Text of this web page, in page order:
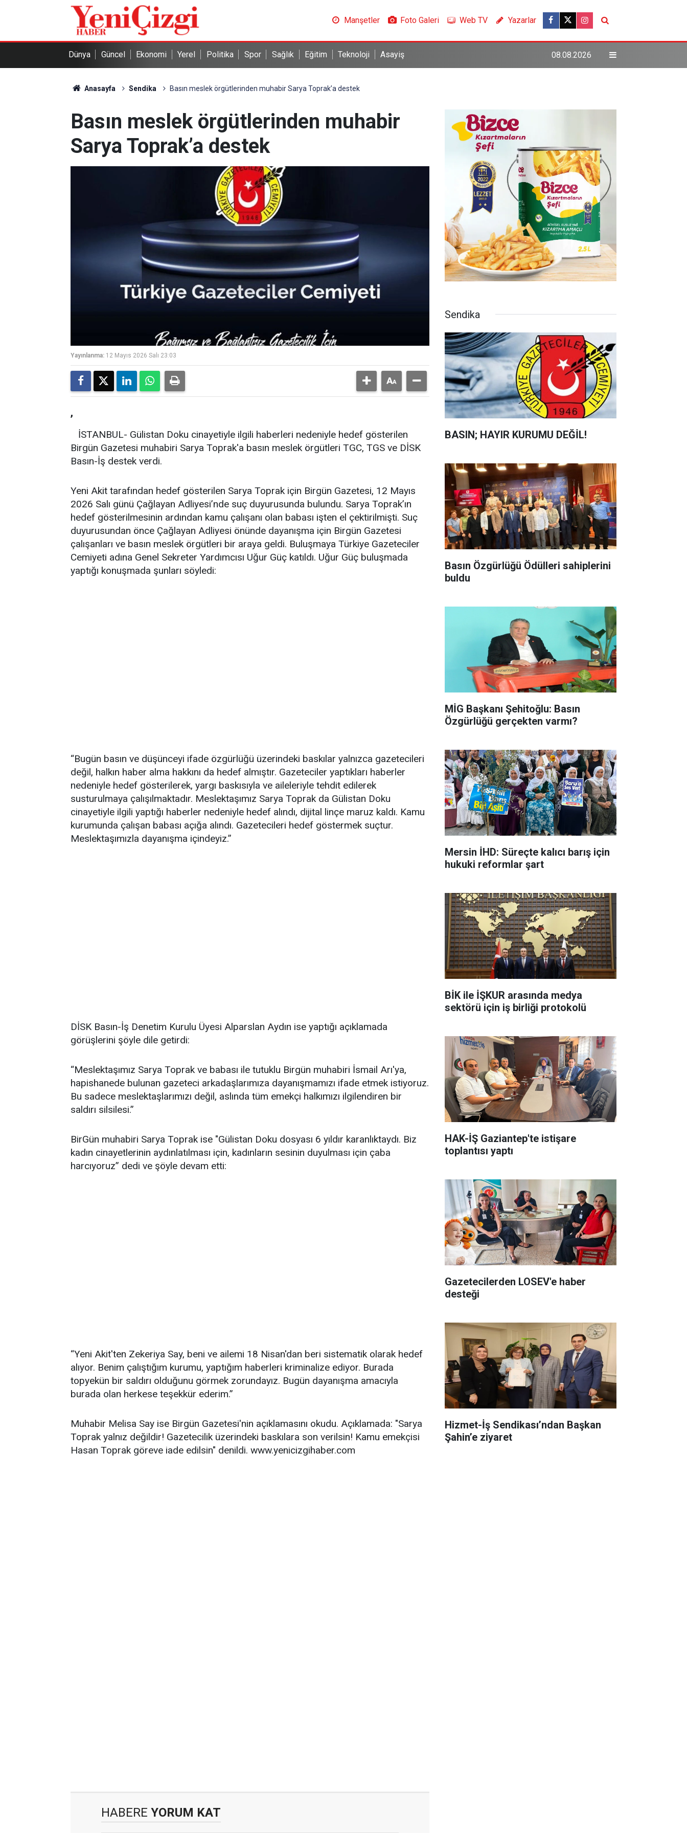
Manşetler Foto Galeri Web TV Yazarlar
Dünya Güncel Ekonomi Yerel Politika Spor Sağlık Eğitim Teknoloji Asayiş 08.08.2026
Anasayfa Sendika Basın meslek örgütlerinden muhabir Sarya Toprak’a destek
Basın meslek örgütlerinden muhabir
Sarya Toprak’a destek
Yayınlanma: 12 Mayıs 2026 Salı 23:03
,
İSTANBUL- Gülistan Doku cinayetiyle ilgili haberleri nedeniyle hedef gösterilen
Birgün Gazetesi muhabiri Sarya Toprak'a basın meslek örgütleri TGC, TGS ve DİSK
Basın-İş destek verdi.
Yeni Akit tarafından hedef gösterilen Sarya Toprak için Birgün Gazetesi, 12 Mayıs
2026 Salı günü Çağlayan Adliyesi’nde suç duyurusunda bulundu. Sarya Toprak’ın
hedef gösterilmesinin ardından kamu çalışanı olan babası işten el çektirilmişti. Suç
duyurusundan önce Çağlayan Adliyesi önünde dayanışma için Birgün Gazetesi
çalışanları ve basın meslek örgütleri bir araya geldi. Buluşmaya Türkiye Gazeteciler
Cemiyeti adına Genel Sekreter Yardımcısı Uğur Güç katıldı. Uğur Güç buluşmada
yaptığı konuşmada şunları söyledi:
“Bugün basın ve düşünceyi ifade özgürlüğü üzerindeki baskılar yalnızca gazetecileri
değil, halkın haber alma hakkını da hedef almıştır. Gazeteciler yaptıkları haberler
nedeniyle hedef gösterilerek, yargı baskısıyla ve aileleriyle tehdit edilerek
susturulmaya çalışılmaktadır. Meslektaşımız Sarya Toprak da Gülistan Doku
cinayetiyle ilgili yaptığı haberler nedeniyle hedef alındı, dijital linçe maruz kaldı. Kamu
kurumunda çalışan babası açığa alındı. Gazetecileri hedef göstermek suçtur.
Meslektaşımızla dayanışma içindeyiz.”
DİSK Basın-İş Denetim Kurulu Üyesi Alparslan Aydın ise yaptığı açıklamada
görüşlerini şöyle dile getirdi:
“Meslektaşımız Sarya Toprak ve babası ile tutuklu Birgün muhabiri İsmail Arı'ya,
hapishanede bulunan gazeteci arkadaşlarımıza dayanışmamızı ifade etmek istiyoruz.
Bu sadece meslektaşlarımızı değil, aslında tüm emekçi halkımızı ilgilendiren bir
saldırı silsilesi.”
BirGün muhabiri Sarya Toprak ise "Gülistan Doku dosyası 6 yıldır karanlıktaydı. Biz
kadın cinayetlerinin aydınlatılması için, kadınların sesinin duyulması için çaba
harcıyoruz” dedi ve şöyle devam etti:
“Yeni Akit'ten Zekeriya Say, beni ve ailemi 18 Nisan'dan beri sistematik olarak hedef
alıyor. Benim çalıştığım kurumu, yaptığım haberleri kriminalize ediyor. Burada
topyekün bir saldırı olduğunu görmek zorundayız. Bugün dayanışma amacıyla
burada olan herkese teşekkür ederim.”
Muhabir Melisa Say ise Birgün Gazetesi'nin açıklamasını okudu. Açıklamada: "Sarya
Toprak yalnız değildir! Gazetecilik üzerindeki baskılara son verilsin! Kamu emekçisi
Hasan Toprak göreve iade edilsin" denildi. www.yenicizgihaber.com
HABERE YORUM KAT
Sendika
BASIN; HAYIR KURUMU DEĞİL!
Basın Özgürlüğü Ödülleri sahiplerini
buldu
MİG Başkanı Şehitoğlu: Basın
Özgürlüğü gerçekten varmı?
Mersin İHD: Süreçte kalıcı barış için
hukuki reformlar şart
BİK ile İŞKUR arasında medya
sektörü için iş birliği protokolü
HAK-İŞ Gaziantep'te istişare
toplantısı yaptı
Gazetecilerden LOSEV'e haber
desteği
Hizmet-İş Sendikası’ndan Başkan
Şahin’e ziyaret